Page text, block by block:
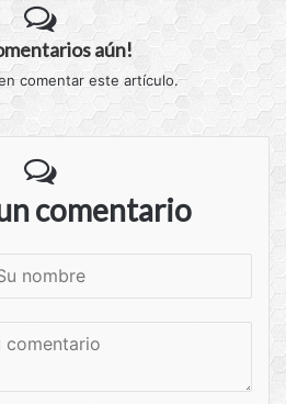
aún!
comentar este artículo.
comentario